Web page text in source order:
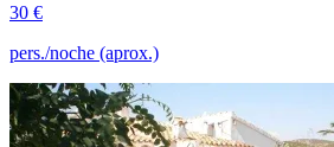
30 €
pers./noche (aprox.)